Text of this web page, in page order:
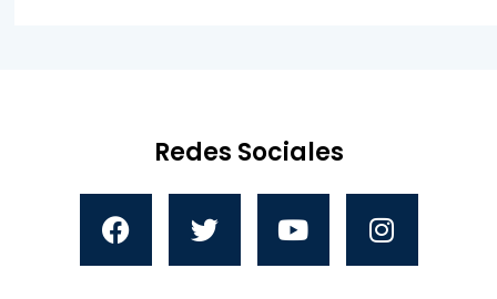
Redes Sociales